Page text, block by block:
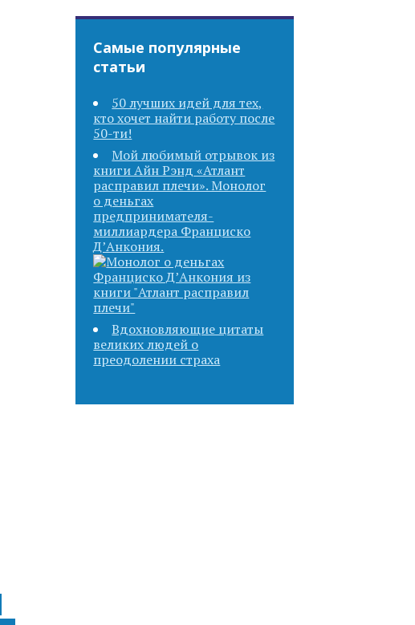
Самые популярные
статьи
50 лучших идей для тех,
кто хочет найти работу после
50-ти!
Мой любимый отрывок из
книги Айн Рэнд «Атлант
расправил плечи». Монолог
о деньгах
предпринимателя-
миллиардера Франциско
Д’Анкония.
Вдохновляющие цитаты
великих людей о
преодолении страха